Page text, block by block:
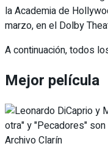
la Academia de
marzo, en el Dolby
A continuación, todos
Mejor película